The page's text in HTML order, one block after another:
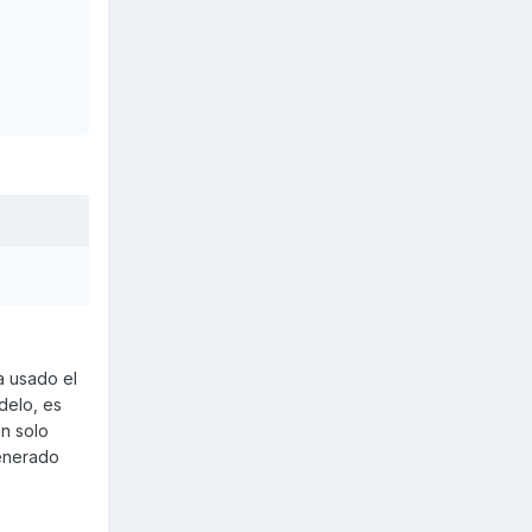
usado el
es
solo